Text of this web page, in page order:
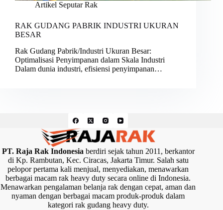
Artikel Seputar Rak
RAK GUDANG PABRIK INDUSTRI UKURAN
BESAR
Rak Gudang Pabrik/Industri Ukuran Besar:
Optimalisasi Penyimpanan dalam Skala Industri
Dalam dunia industri, efisiensi penyimpanan…
PT. Raja Rak Indonesiaberdiri sejak tahun 2011, berkantor
di Kp. Rambutan, Kec. Ciracas, Jakarta Timur. Salah satu
pelopor pertama kali menjual, menyediakan, menawarkan
berbagai macam rak heavy duty secara online di Indonesia.
Menawarkan pengalaman belanja rak dengan cepat, aman dan
nyaman dengan berbagai macam produk-produk dalam
kategori rak gudang heavy duty.